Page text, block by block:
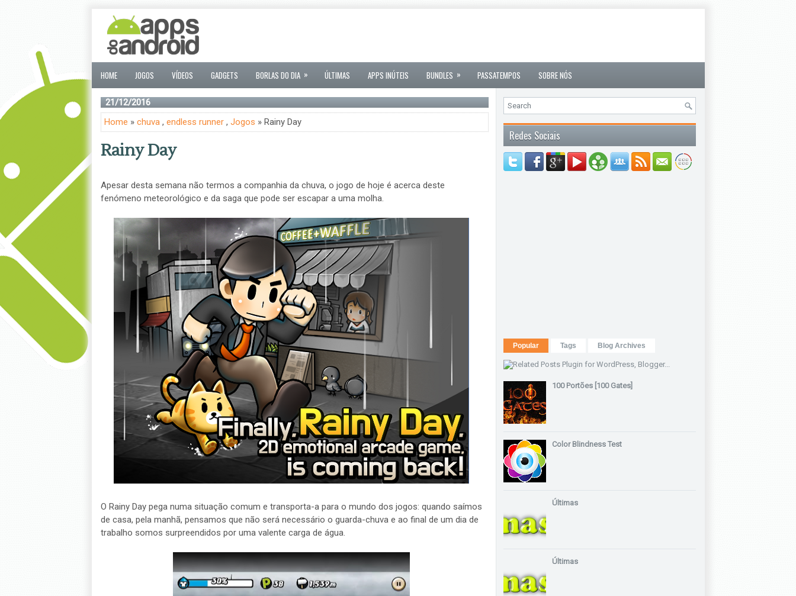
HOME JOGOS VÍDEOS GADGETS BORLAS DO DIA » ÚLTIMAS APPS INÚTEIS BUNDLES » PASSATEMPOS SOBRE NÓS
21/12/2016
Home » chuva, endless runner, Jogos » Rainy Day
Rainy Day
Apesar desta semana não termos a companhia da chuva, o jogo de hoje é acerca deste
fenómeno meteorológico e da saga que pode ser escapar a uma molha.
O Rainy Day pega numa situação comum e transporta-a para o mundo dos jogos: quando saímos
de casa, pela manhã, pensamos que não será necessário o guarda-chuva e ao final de um dia de
trabalho somos surpreendidos por uma valente carga de água.
Redes Sociais
Popular Tags Blog Archives
100 Portões [100 Gates]
Color Blindness Test
Últimas
Últimas